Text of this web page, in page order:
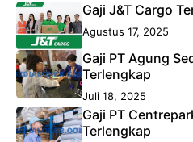
Gaji J&T Cargo
Agustus 17, 2025
Gaji PT Agung
Terlengkap
Juli 18, 2025
Gaji PT
Terlengkap